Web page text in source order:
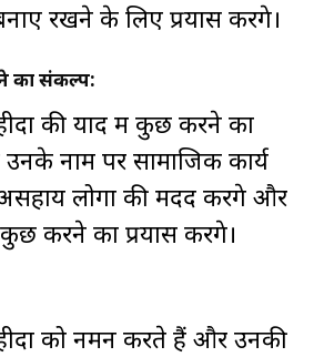
रखने के लिए प्रयास करेंगे।
का संकल्प:
की याद में कुछ करने का
नाम पर सामाजिक कार्य
लोगों की मदद करेंगे और
करने का प्रयास करेंगे।
को नमन करते हैं और उनकी